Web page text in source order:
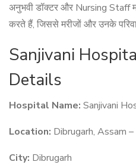
अनुभवी डॉक्टर और Nursing Staff
करते हैं, जिससे मरीजों और उनके
Sanjivani
Details
Hospital Name: Sanjivani
Location: Dibrugarh, Assam
City: Dibrugarh